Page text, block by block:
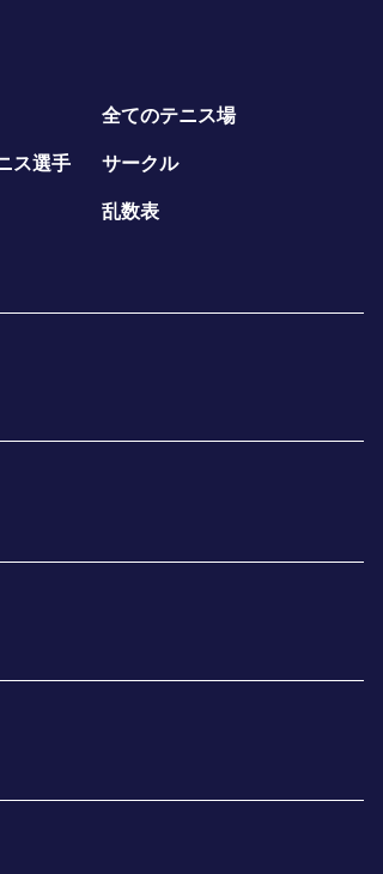
全てのテニス場
ス選手 サークル
乱数表